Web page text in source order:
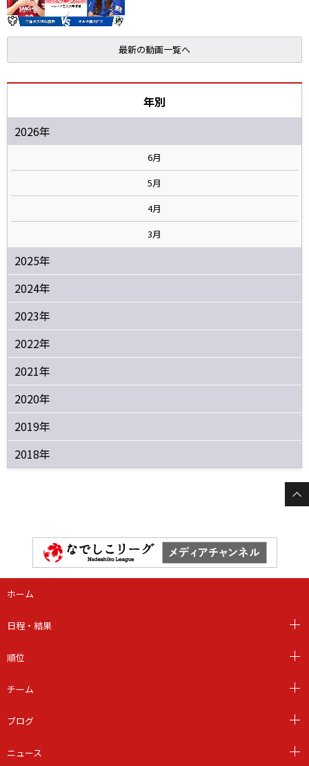
最新の動画一覧へ
年別
2026年
6月
5月
4月
3月
2025年
2024年
2023年
2022年
2021年
2020年
2019年
2018年
ホーム
日程・結果
順位
チーム
ブログ
ニュース